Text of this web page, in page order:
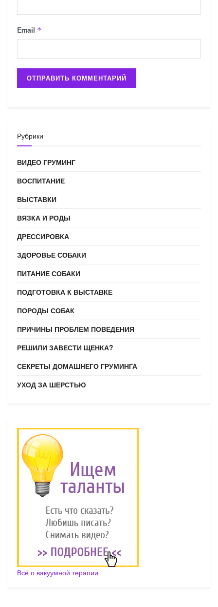
Email *
Рубрики
ВИДЕО ГРУМИНГ
ВОСПИТАНИЕ
ВЫСТАВКИ
ВЯЗКА И РОДЫ
ДРЕССИРОВКА
ЗДОРОВЬЕ СОБАКИ
ПИТАНИЕ СОБАКИ
ПОДГОТОВКА К ВЫСТАВКЕ
ПОРОДЫ СОБАК
ПРИЧИНЫ ПРОБЛЕМ ПОВЕДЕНИЯ
РЕШИЛИ ЗАВЕСТИ ЩЕНКА?
СЕКРЕТЫ ДОМАШНЕГО ГРУМИНГА
УХОД ЗА ШЕРСТЬЮ
Всё о вакуумной терапии